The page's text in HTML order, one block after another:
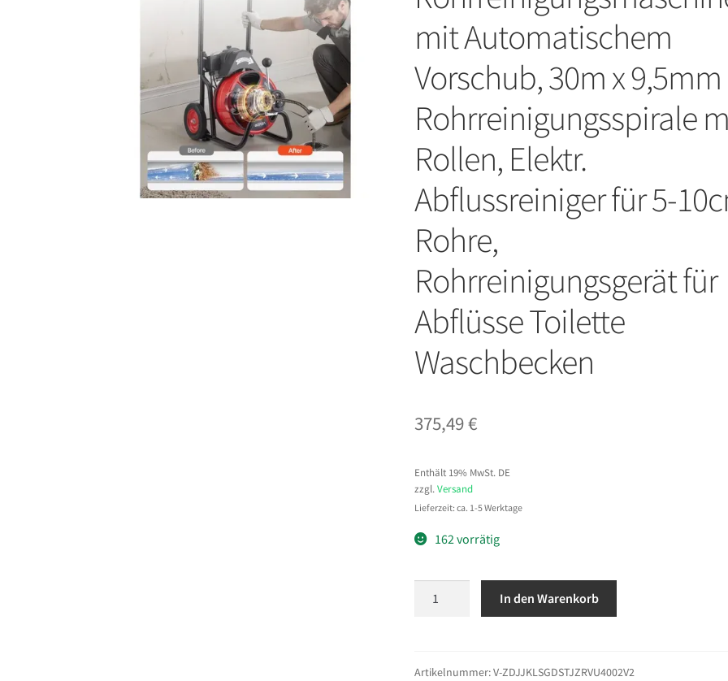
mit Automatischem
Vorschub, 30m x 9,5mm
Rohrreinigungsspirale
Rollen, Elektr.
Abflussreiniger für 5-
Rohre,
Rohrreinigungsgerät für
Abflüsse Toilette
Waschbecken
375,49€
Enthält 19% MwSt. DE
zzgl.Versand
Lieferzeit: ca. 1-5 Werktage
162 vorrätig
Vorschub,
In den Warenkorb
Artikelnummer:V-ZDJJKLSGDSTJZRVU4002V2